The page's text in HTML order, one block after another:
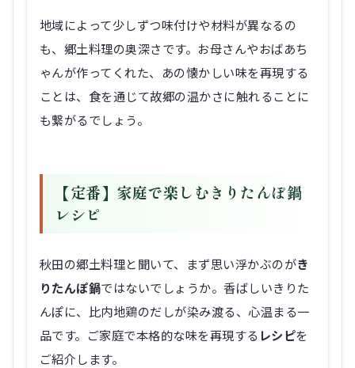
地域によって少しずつ味付けや材料が異なるの
も、郷土料理の奥深さです。お母さんやおばあち
ゃんが作ってくれた、あの懐かしい味を再現する
ことは、食を通じて故郷の温かさに触れることに
も繋がるでしょう。
【定番】家庭で楽しむきりたんぽ鍋
レシピ
秋田の郷土料理と聞いて、まず思い浮かぶのがき
りたんぽ鍋ではないでしょうか。香ばしいきりた
んぽに、比内地鶏のだしが染み渡る、心温まる一
品です。ご家庭で本格的な味を再現する レシピを
ご紹介します。